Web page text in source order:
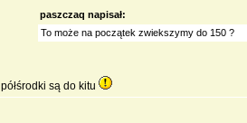
paszczaq napisał:
To może na początek zwiekszymy do 150 ?
półśrodki są do kitu